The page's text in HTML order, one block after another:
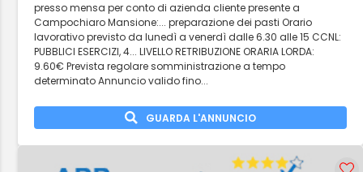
presso mensa per conto di azienda cliente presente a
Campochiaro Mansione:... preparazione dei pasti Orario
lavorativo previsto da lunedì a venerdì dalle 6.30 alle 15 CCNL:
PUBBLICI ESERCIZI, 4... LIVELLO RETRIBUZIONE ORARIA LORDA:
9.60€ Prevista regolare somministrazione a tempo
determinato Annuncio valido fino...
GUARDA L'ANNUNCIO